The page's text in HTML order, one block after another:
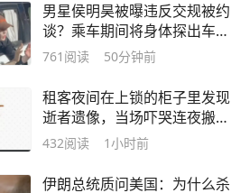
男星侯明昊被曝违反交规被约
谈？乘车期间将身体探出车辆
与粉丝打招呼，当地交警回应
761 阅读 50分钟前
租客夜间在上锁的柜子里发现
逝者遗像，当场吓哭连夜搬
离，房东退还押金，平台“我
将起诉
432阅读 1小时前
伊朗总统质问美国：为什么杀